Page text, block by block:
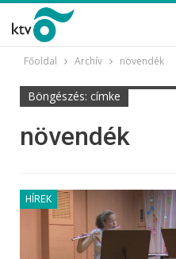
Főoldal Archív növendék
Böngészés: címke
növendék
HÍREK